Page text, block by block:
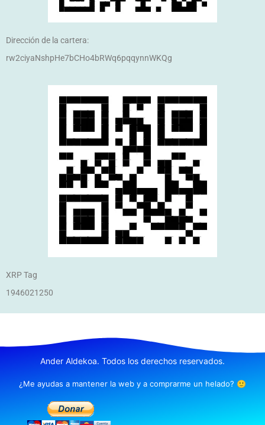
Dirección de la cartera:
rw2ciyaNshpHe7bCHo4bRWq6pqqynnWKQg
XRP Tag
1946021250
Ander Aldekoa. Todos los derechos reservados.
¿Me ayudas a mantener la web y a comprarme un helado? 🙂